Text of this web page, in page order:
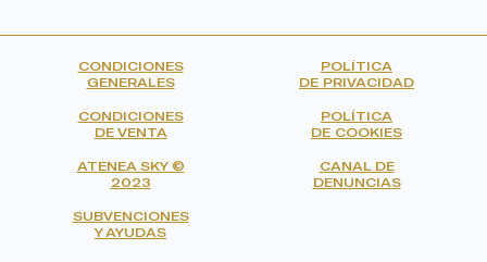
CONDICIONES
GENERALES
CONDICIONES
DE VENTA
ATENEA SKY ©
2023
SUBVENCIONES
Y AYUDAS
POLÍTICA
DE PRIVACIDAD
POLÍTICA
DE COOKIES
CANAL DE
DENUNCIAS